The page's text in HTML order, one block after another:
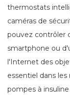
thermostats
caméras de
pouvez contrôler
smartphone ou
l'Internet des
essentiel dans
pompes à